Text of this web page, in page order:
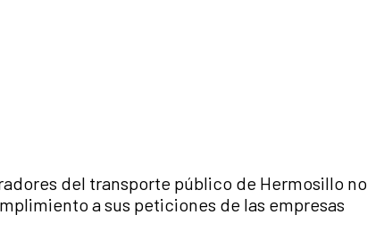
del transporte público de Hermosillo no
a sus peticiones de las empresas